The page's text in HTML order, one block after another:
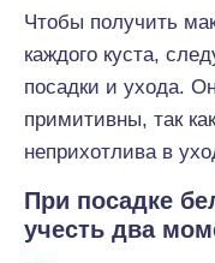
Чтобы получить
каждого куста,
посадки и ухода.
примитивны, так
неприхотлива в
При посадке
учесть два